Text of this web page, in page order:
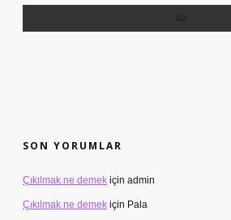
SON YORUMLAR
Çıkılmak ne demek için admin
Çıkılmak ne demek için Pala